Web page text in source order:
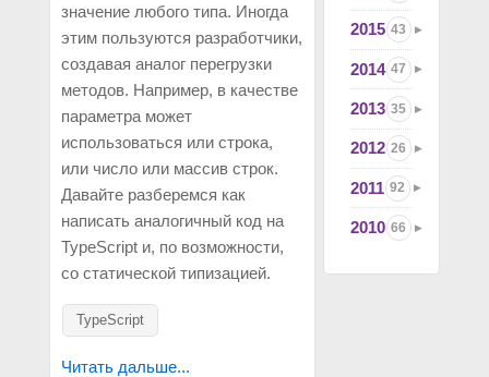
значение любого типа. Иногда
этим пользуются разработчики,
создавая аналог перегрузки
методов. Например, в качестве
параметра может
использоваться или строка,
или число или массив строк.
Давайте разберемся как
написать аналогичный код на
TypeScript и, по возможности,
со статической типизацией.
TypeScript
Читать дальше...
2015 43
2014 47
2013 35
2012 26
2011 92
2010 66